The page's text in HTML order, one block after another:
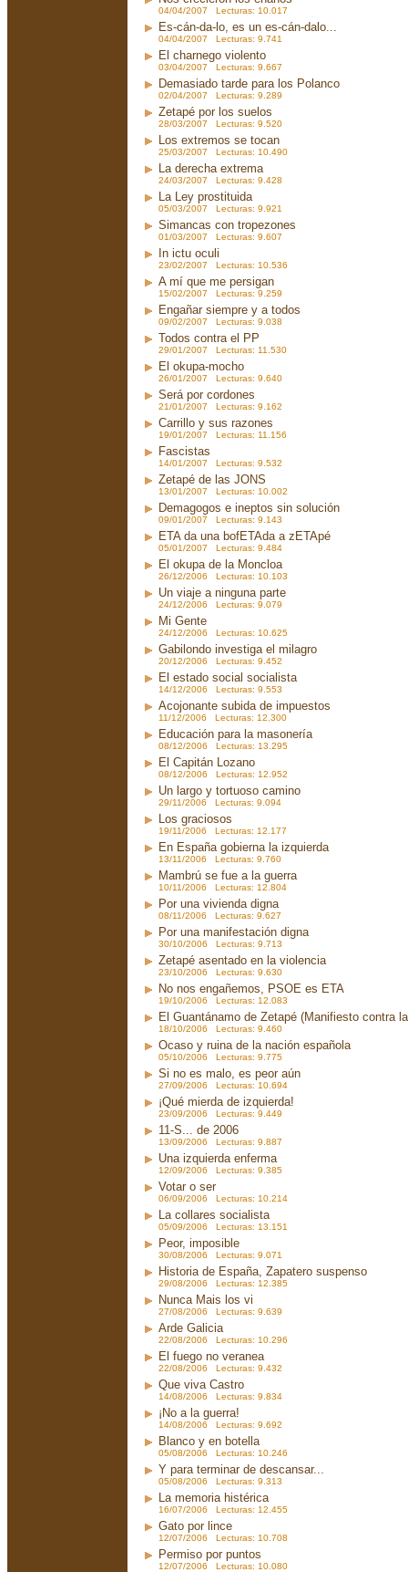
04/04/2007 Lecturas: 10.017
Es-cán-da-lo, es un es-cán-dalo...
04/04/2007 Lecturas: 9.741
El charnego violento
03/04/2007 Lecturas: 9.667
Demasiado tarde para los Polanco
02/04/2007 Lecturas: 9.289
Zetapé por los suelos
28/03/2007 Lecturas: 9.520
Los extremos se tocan
25/03/2007 Lecturas: 10.490
La derecha extrema
24/03/2007 Lecturas: 9.428
La Ley prostituida
05/03/2007 Lecturas: 9.921
Simancas con tropezones
01/03/2007 Lecturas: 9.607
In ictu oculi
23/02/2007 Lecturas: 10.536
A mí que me persigan
15/02/2007 Lecturas: 9.259
Engañar siempre y a todos
09/02/2007 Lecturas: 9.038
Todos contra el PP
29/01/2007 Lecturas: 11.530
El okupa-mocho
26/01/2007 Lecturas: 9.640
Será por cordones
21/01/2007 Lecturas: 9.162
Carrillo y sus razones
19/01/2007 Lecturas: 11.156
Fascistas
14/01/2007 Lecturas: 9.532
Zetapé de las JONS
13/01/2007 Lecturas: 10.002
Demagogos e ineptos sin solución
09/01/2007 Lecturas: 9.143
ETA da una bofETAda a zETApé
05/01/2007 Lecturas: 9.484
El okupa de la Moncloa
26/12/2006 Lecturas: 10.103
Un viaje a ninguna parte
24/12/2006 Lecturas: 9.079
Mi Gente
24/12/2006 Lecturas: 10.625
Gabilondo investiga el milagro
20/12/2006 Lecturas: 9.452
El estado social socialista
14/12/2006 Lecturas: 9.553
Acojonante subida de impuestos
11/12/2006 Lecturas: 12.300
Educación para la masonería
08/12/2006 Lecturas: 13.295
El Capitán Lozano
08/12/2006 Lecturas: 12.952
Un largo y tortuoso camino
29/11/2006 Lecturas: 9.094
Los graciosos
19/11/2006 Lecturas: 12.177
En España gobierna la izquierda
13/11/2006 Lecturas: 9.760
Mambrú se fue a la guerra
10/11/2006 Lecturas: 12.804
Por una vivienda digna
08/11/2006 Lecturas: 9.627
Por una manifestación digna
30/10/2006 Lecturas: 9.713
Zetapé asentado en la violencia
23/10/2006 Lecturas: 9.630
No nos engañemos, PSOE es ETA
19/10/2006 Lecturas: 12.083
El Guantánamo de Zetapé (Manifiesto contra
18/10/2006 Lecturas: 9.460
Ocaso y ruina de la nación española
05/10/2006 Lecturas: 9.775
Si no es malo, es peor aún
27/09/2006 Lecturas: 10.694
¡Qué mierda de izquierda!
23/09/2006 Lecturas: 9.449
11-S... de 2006
13/09/2006 Lecturas: 9.887
Una izquierda enferma
12/09/2006 Lecturas: 9.385
Votar o ser
06/09/2006 Lecturas: 10.214
La collares socialista
05/09/2006 Lecturas: 13.151
Peor, imposible
30/08/2006 Lecturas: 9.071
Historia de España, Zapatero suspenso
29/08/2006 Lecturas: 12.385
Nunca Mais los vi
27/08/2006 Lecturas: 9.639
Arde Galicia
22/08/2006 Lecturas: 10.296
El fuego no veranea
22/08/2006 Lecturas: 9.432
Que viva Castro
14/08/2006 Lecturas: 9.834
¡No a la guerra!
14/08/2006 Lecturas: 9.692
Blanco y en botella
05/08/2006 Lecturas: 10.246
Y para terminar de descansar...
05/08/2006 Lecturas: 9.313
La memoria histérica
16/07/2006 Lecturas: 12.455
Gato por lince
12/07/2006 Lecturas: 10.708
Permiso por puntos
12/07/2006 Lecturas: 10.080